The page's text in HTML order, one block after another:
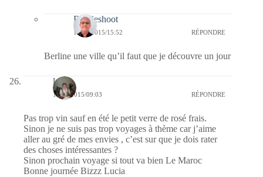
Bernieshoot
17/03/2015/15:52 RÉPONDRE
Berline une ville qu’il faut que je découvre un jour
lucia
16/03/2015/09:03 RÉPONDRE
Pas trop vin sauf en été le petit verre de rosé frais.
Sinon je ne suis pas trop voyages à thème car j’aime
aller au gré de mes envies , c’est sur que je dois rater
des choses intéressantes ?
Sinon prochain voyage si tout va bien Le Maroc
Bonne journée Bizzz Lucia